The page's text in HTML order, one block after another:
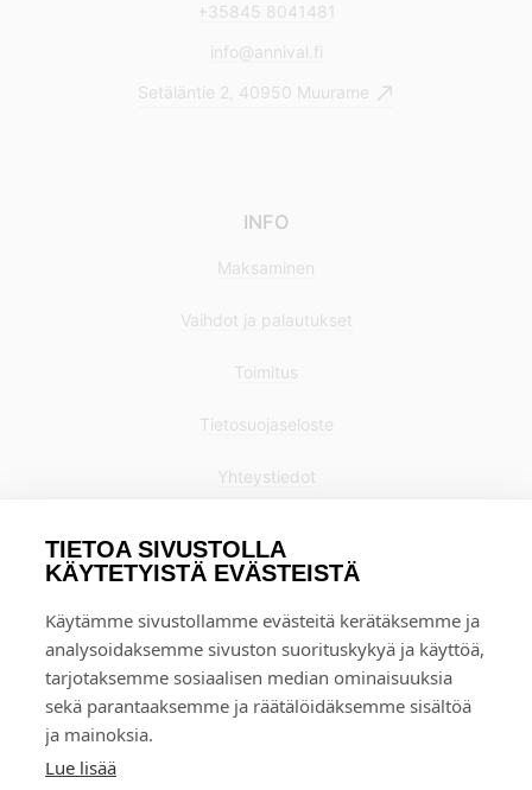
TIETOA SIVUSTOLLA
KÄYTETYISTÄ EVÄSTEISTÄ
Käytämme sivustollamme evästeitä kerätäksemme ja
analysoidaksemme sivuston suorituskykyä ja käyttöä,
tarjotaksemme sosiaalisen median ominaisuuksia
sekä parantaaksemme ja räätälöidäksemme sisältöä
ja mainoksia.
Lue lisää
+35845 8041481
info@annival.fi
Setäläntie 2, 40950 Muurame
INFO
Maksaminen
Vaihdot ja palautukset
Toimitus
Tietosuojaseloste
Yhteystiedot